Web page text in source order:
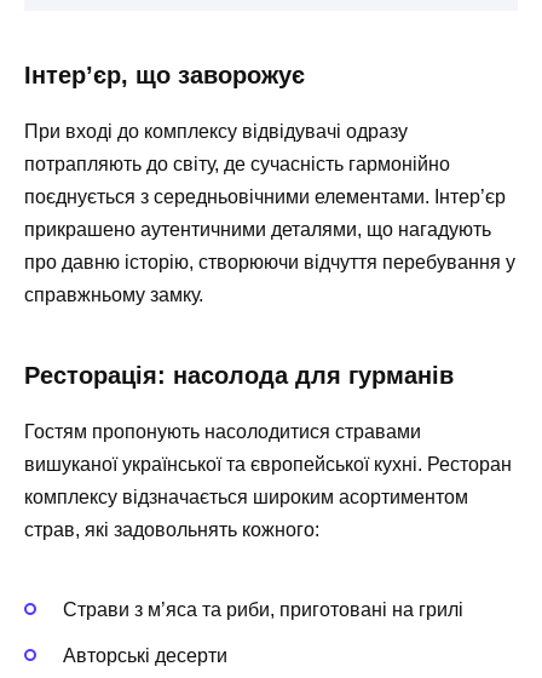
Інтер’єр, що заворожує
При вході до комплексу відвідувачі одразу
потрапляють до світу, де сучасність гармонійно
поєднується з середньовічними елементами. Інтер’єр
прикрашено аутентичними деталями, що нагадують
про давню історію, створюючи відчуття перебування у
справжньому замку.
Ресторація: насолода для гурманів
Гостям пропонують насолодитися стравами
вишуканої української та європейської кухні. Ресторан
комплексу відзначається широким асортиментом
страв, які задовольнять кожного:
Страви з м’яса та риби, приготовані на грилі
Авторські десерти